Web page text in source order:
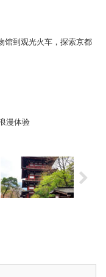
馆到观光火车，探索京都
漫体验